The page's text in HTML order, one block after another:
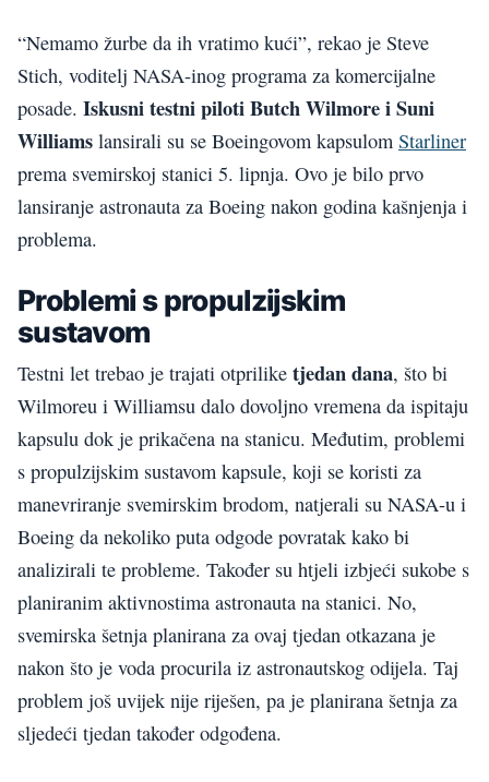
“Nemamo žurbe da ih vratimo kući”, rekao je Steve
Stich, voditelj NASA-inog programa za komercijalne
posade. Iskusni testni piloti Butch Wilmore i Suni
Williams lansirali su se Boeingovom kapsulom Starliner
prema svemirskoj stanici 5. lipnja. Ovo je bilo prvo
lansiranje astronauta za Boeing nakon godina kašnjenja i
problema.
Problemi s propulzijskim
sustavom
Testni let trebao je trajati otprilike tjedan dana, što bi
Wilmoreu i Williamsu dalo dovoljno vremena da ispitaju
kapsulu dok je prikačena na stanicu. Međutim, problemi
s propulzijskim sustavom kapsule, koji se koristi za
manevriranje svemirskim brodom, natjerali su NASA-u i
Boeing da nekoliko puta odgode povratak kako bi
analizirali te probleme. Također su htjeli izbjeći sukobe s
planiranim aktivnostima astronauta na stanici. No,
svemirska šetnja planirana za ovaj tjedan otkazana je
nakon što je voda procurila iz astronautskog odijela. Taj
problem još uvijek nije riješen, pa je planirana šetnja za
sljedeći tjedan također odgođena.